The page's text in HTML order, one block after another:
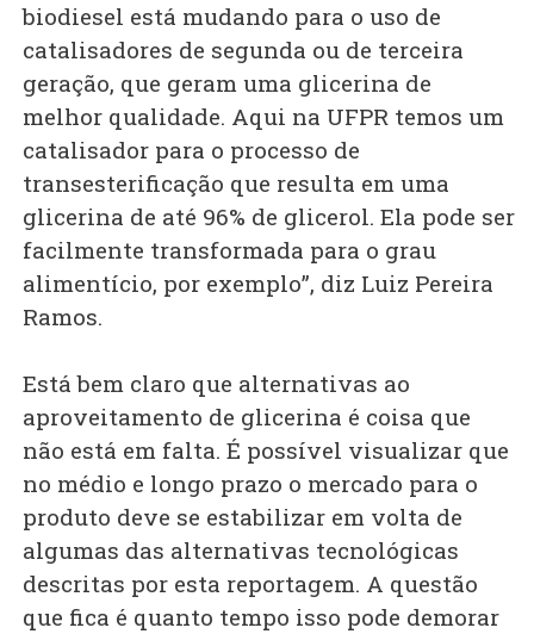
biodiesel está mudando para o uso de
catalisadores de segunda ou de terceira
geração, que geram uma glicerina de
melhor qualidade. Aqui na UFPR temos um
catalisador para o processo de
transesterificação que resulta em uma
glicerina de até 96% de glicerol. Ela pode ser
facilmente transformada para o grau
alimentício, por exemplo”, diz Luiz Pereira
Ramos.
Está bem claro que alternativas ao
aproveitamento de glicerina é coisa que
não está em falta. É possível visualizar que
no médio e longo prazo o mercado para o
produto deve se estabilizar em volta de
algumas das alternativas tecnológicas
descritas por esta reportagem. A questão
que fica é quanto tempo isso pode demorar